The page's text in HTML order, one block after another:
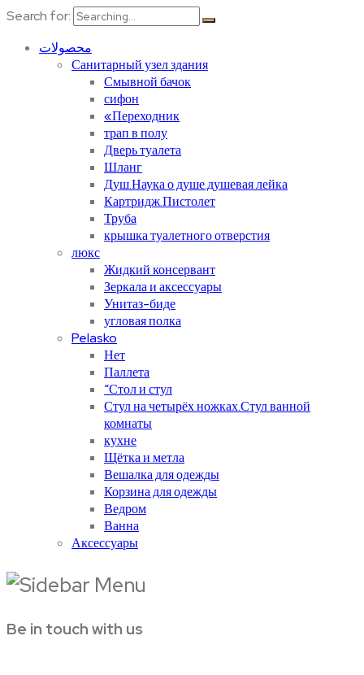
Search for:
محصولات
Санитарный узел здания
Смывной бачок
сифон
«Переходник
трап в полу
Дверь туалета
Шланг
Душ.Наука о душе.душевая лейка
Картридж.Пистолет
Труба
крышка туалетного отверстия
люкс
Жидкий консервант
Зеркала и аксессуары
Унитаз-биде
угловая полка
Pelasko
Нет
Паллета
“Стол и стул
Стул на четырёх ножках.Стул ванной
комнаты
кухне
Щётка и метла
Вешалка для одежды
Корзина для одежды
Ведром
Ванна
Аксессуары
Be in touch with us